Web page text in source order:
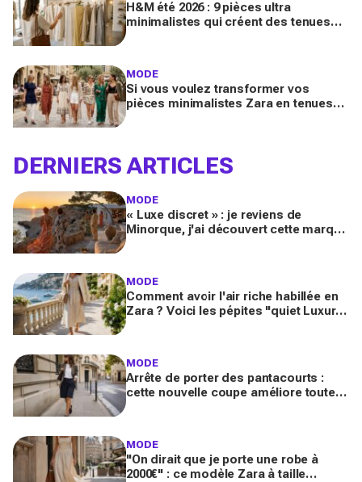
H&M été 2026 : 9 pièces ultra
minimalistes qui créent des tenues
MODE
Si vous voulez transformer vos
pièces minimalistes Zara en tenues
DERNIERS ARTICLES
MODE
« Luxe discret » : je reviens de
Minorque, j'ai découvert cette marque
MODE
Comment avoir l'air riche habillée en
Zara ? Voici les pépites "quiet Luxury"
MODE
Arrête de porter des pantacourts :
cette nouvelle coupe améliore toutes
MODE
"On dirait que je porte une robe à
2000€" : ce modèle Zara à taille